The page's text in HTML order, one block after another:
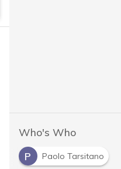
Who's Who
P
Paolo Tarsitano